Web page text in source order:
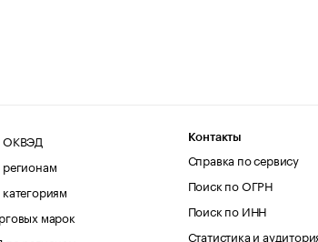
ОКВЭД
регионам
марок
Контакты
Справка по сервису
Поиск по ОГРН
Поиск по ИНН
Статистика и